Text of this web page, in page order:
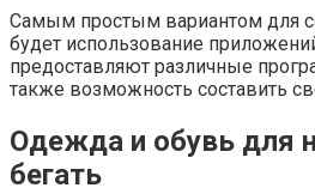
Самым простым вариантом для
будет использование
предоставляют различные
также возможность составить
Одежда и обувь для
бегать